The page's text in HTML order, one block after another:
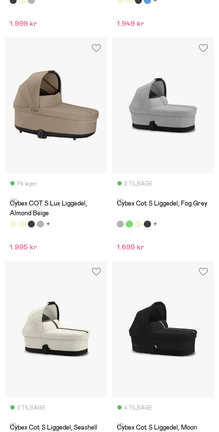
1.999 kr 1.949 kr
På lager
(2)
Cybex COT S Lux Liggedel,
Almond Beige
1.995 kr
2 TILBAGE
(1)
Cybex Cot S Liggedel, Fog Grey
1.699 kr
2 TILBAGE
(1)
Cybex Cot S Liggedel, Seashell
4 TILBAGE
(1)
Cybex Cot S Liggedel, Moon